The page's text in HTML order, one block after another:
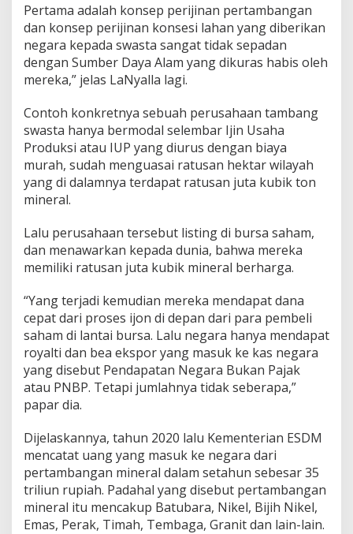
Pertama adalah konsep perijinan pertambangan
dan konsep perijinan konsesi lahan yang diberikan
negara kepada swasta sangat tidak sepadan
dengan Sumber Daya Alam yang dikuras habis oleh
mereka,” jelas LaNyalla lagi.
Contoh konkretnya sebuah perusahaan tambang
swasta hanya bermodal selembar Ijin Usaha
Produksi atau IUP yang diurus dengan biaya
murah, sudah menguasai ratusan hektar wilayah
yang di dalamnya terdapat ratusan juta kubik ton
mineral.
Lalu perusahaan tersebut listing di bursa saham,
dan menawarkan kepada dunia, bahwa mereka
memiliki ratusan juta kubik mineral berharga.
“Yang terjadi kemudian mereka mendapat dana
cepat dari proses ijon di depan dari para pembeli
saham di lantai bursa. Lalu negara hanya mendapat
royalti dan bea ekspor yang masuk ke kas negara
yang disebut Pendapatan Negara Bukan Pajak
atau PNBP. Tetapi jumlahnya tidak seberapa,”
papar dia.
Dijelaskannya, tahun 2020 lalu Kementerian ESDM
mencatat uang yang masuk ke negara dari
pertambangan mineral dalam setahun sebesar 35
triliun rupiah. Padahal yang disebut pertambangan
mineral itu mencakup Batubara, Nikel, Bijih Nikel,
Emas, Perak, Timah, Tembaga, Granit dan lain-lain.